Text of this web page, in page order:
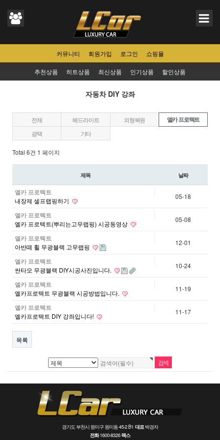
커뮤니티 회원가입 로그인 쇼핑몰
추천상품 히트상품 최신상품 인기상품 할인상품
자동차 DIY 강좌
전체 헤드라이트 외형복원 엘카 프로텍트
광택 기타
Total 6건 1 페이지
제목 날짜
엘카 프로텍트
내장제 셀프랩핑하기
05-18
엘카 프로텍트
엘카 프로텍트(뿌리는고무랩핑) 시공동영상
05-08
엘카 프로텍트
아반떼 휠 무광블랙 고무랩핑
12-01
엘카 프로텍트
싼타모 무광블랙 DIY시공사진입니다.
10-24
엘카 프로텍트
엘카프로텍트 무광블랙 시공방법입니다.
11-19
엘카 프로텍트
엘카프로텍트 DIY 강좌입니다!
11-17
목록
경기도 부천시 원미구 원미동 45-2 B1 대표박경자
전화1600-8326팩스